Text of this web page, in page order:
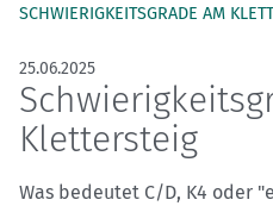
SCHWIERIGKEITSGRADE AM
25.06.2025
Klettersteig
Was bedeutet C/D, K4 oder